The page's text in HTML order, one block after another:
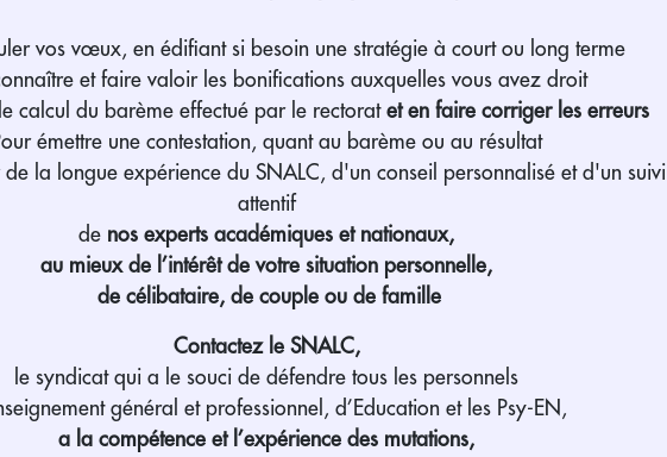
vos vœux, en édifiant si besoin une stratégie à court ou long terme
et faire valoir les bonifications auxquelles vous avez droit
calcul du barème effectué par le rectorat et en faire corriger les erreurs
émettre une contestation, quant au barème ou au résultat
de la longue expérience du SNALC, d'un conseil personnalisé et d'un suivi
attentif
de nos experts académiques et nationaux,
au mieux de l’intérêt de votre situation personnelle,
de célibataire, de couple ou de famille
Contactez le SNALC,
le syndicat qui a le souci de défendre tous les personnels
général et professionnel, d’Education et les Psy-EN,
a la compétence et l’expérience des mutations,